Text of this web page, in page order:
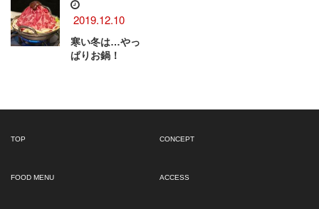
2019.12.10
寒い冬は…やっ
ぱりお鍋！
TOP CONCEPT
FOOD MENU ACCESS